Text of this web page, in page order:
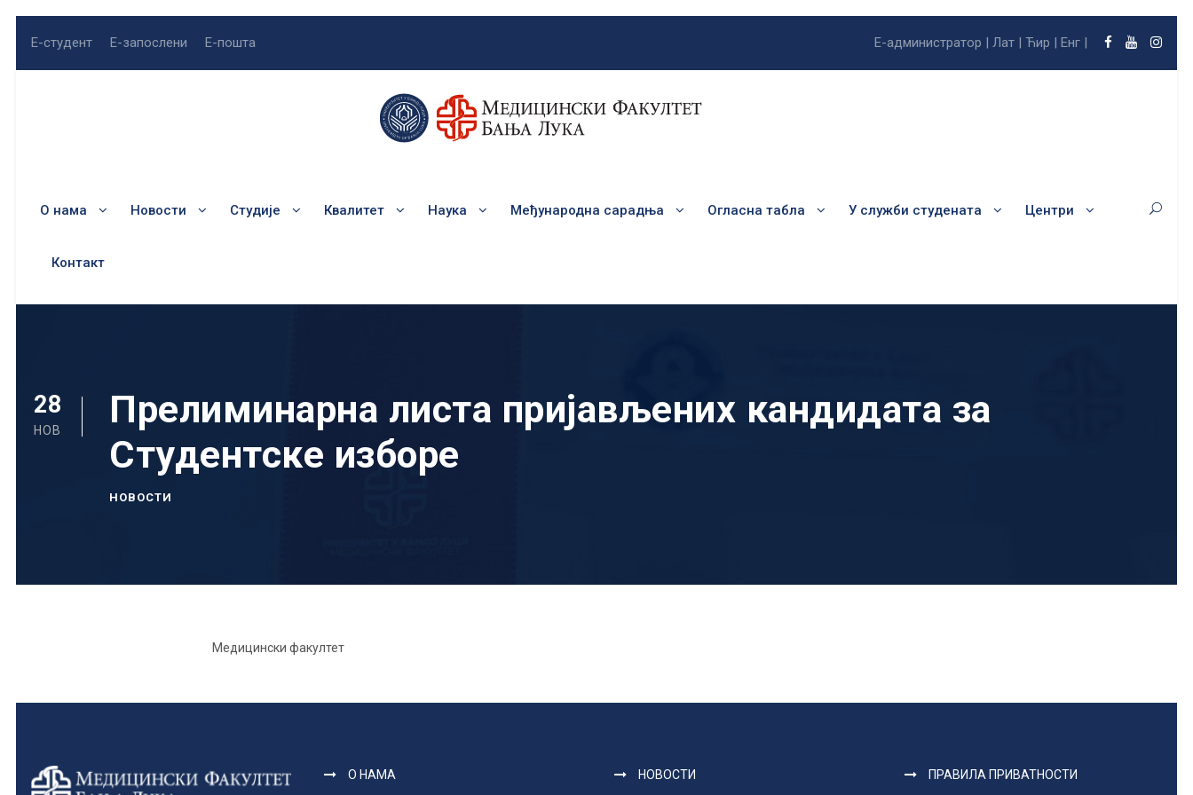
Е-студент Е-запослени Е-пошта Е-администратор | Лат | Ћир | Енг |
О нама Новости Студије Квалитет Наука Међународна сарадња Огласна табла У служби студената Центри
Контакт
28
НОВ
Прелиминарна листа пријављених кандидата за
Студентске изборе
НОВОСТИ
Медицински факултет
О НАМА НОВОСТИ ПРАВИЛА ПРИВАТНОСТИ